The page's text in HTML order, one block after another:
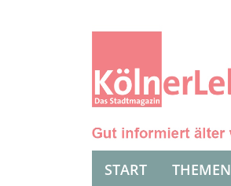
START THEMEN